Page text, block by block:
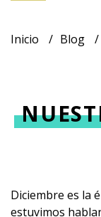
Inicio Blog
Diciembre es la
estuvimos